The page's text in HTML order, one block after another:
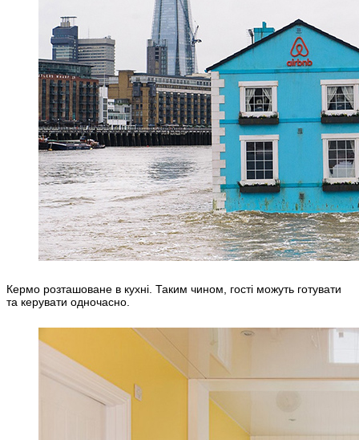
Кермо розташоване в кухні. Таким чином, гості можуть готувати
та керувати одночасно.